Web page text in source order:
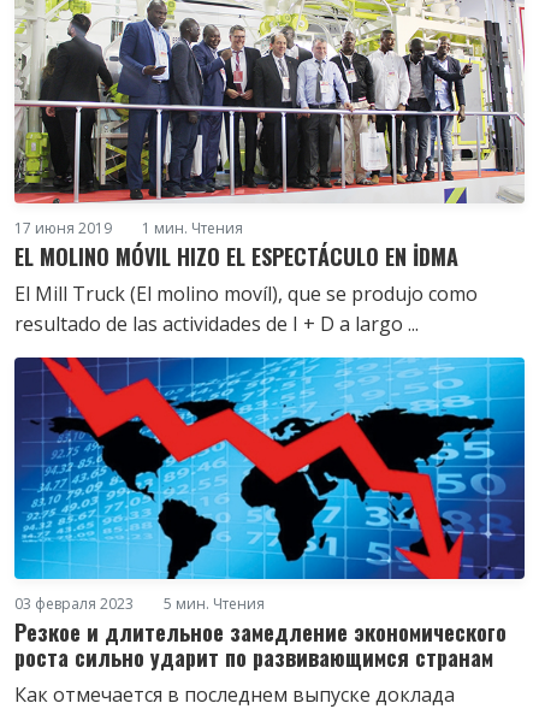
17 июня 2019 1 мин. Чтения
EL MOLINO MÓVIL HIZO EL ESPECTÁCULO EN İDMA
El Mill Truck (El molino movíl), que se produjo como
resultado de las actividades de I + D a largo ...
03 февраля 2023 5 мин. Чтения
Резкое и длительное замедление экономического
роста сильно ударит по развивающимся странам
Как отмечается в последнем выпуске доклада